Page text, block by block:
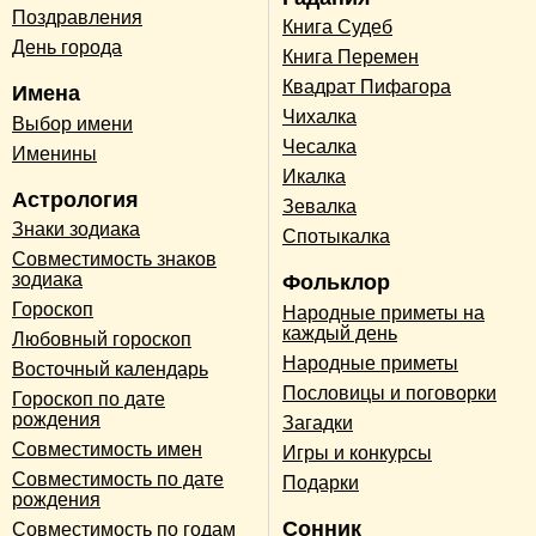
Поздравления
День города
Имена
Выбор имени
Именины
Астрология
Знаки зодиака
Совместимость знаков
зодиака
Гороскоп
Любовный гороскоп
Восточный календарь
Гороскоп по дате
рождения
Совместимость имен
Совместимость по дате
рождения
Совместимость по годам
Книга Судеб
Книга Перемен
Квадрат Пифагора
Чихалка
Чесалка
Икалка
Зевалка
Спотыкалка
Фольклор
Народные приметы на
каждый день
Народные приметы
Пословицы и поговорки
Загадки
Игры и конкурсы
Подарки
Сонник